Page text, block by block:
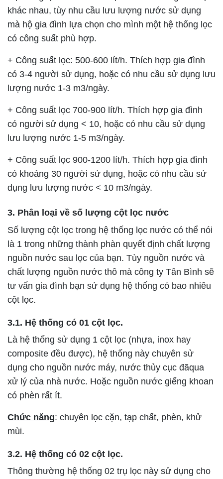
khác nhau, tùy nhu cầu lưu lượng nước sử dụng
mà hộ gia đình lựa chọn cho mình một hệ thống lọc
có công suất phù hợp.
+ Công suất lọc: 500-600 lít/h. Thích hợp gia đình
có 3-4 người sử dụng, hoặc có nhu cầu sử dụng lưu
lượng nước 1-3 m3/ngày.
+ Công suất lọc 700-900 lít/h. Thích hợp gia đình
có người sử dụng < 10, hoặc có nhu cầu sử dụng
lưu lượng nước 1-5 m3/ngày.
+ Công suất lọc 900-1200 lít/h. Thích hợp gia đình
có khoảng 30 người sử dụng, hoặc có nhu cầu sử
dụng lưu lượng nước < 10 m3/ngày.
3. Phân loại về số lượng cột lọc nước
Số lượng cột lọc trong hệ thống lọc nước có thể nói
là 1 trong những thành phàn quyết định chất lượng
nguồn nước sau lọc của bạn. Tùy nguồn nước và
chất lượng nguồn nước thô mà công ty Tân Bình sẽ
tư vấn gia đình bạn sử dụng hệ thống có bao nhiêu
cột lọc.
3.1. Hệ thống có 01 cột lọc.
Là hệ thống sử dụng 1 cột lọc (nhựa, inox hay
composite đều được), hệ thống này chuyên sử
dụng cho nguồn nước máy, nước thủy cục đãqua
xử lý của nhà nước. Hoặc nguồn nước giếng khoan
có phèn rất ít.
Chức năng: chuyên lọc cặn, tạp chất, phèn, khử
mùi.
3.2. Hệ thống có 02 cột lọc.
Thông thường hệ thống 02 trụ lọc này sử dụng cho